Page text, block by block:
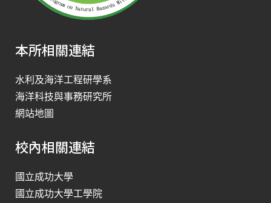
本所相關連結
水利及海洋工程研學系
海洋科技與事務研究所
網站地圖
校內相關連結
國立成功大學
國立成功大學工學院